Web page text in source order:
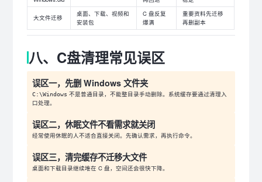
大文件迁移
桌面、下载、视频和
安装包
C 盘反复
爆满
重要资料先迁移
再删副本
八、C盘清理常见误区
误区一，先删 Windows 文件夹
C:\Windows 不是普通目录，不能整目录手动删除。系统缓存要通过清理入
口处理。
误区二，休眠文件不看需求就关闭
经常使用休眠的人不适合直接关闭。先确认需求，再执行命令。
误区三，清完缓存不迁移大文件
桌面和下载目录继续堆在 C 盘，空间还会很快下降。